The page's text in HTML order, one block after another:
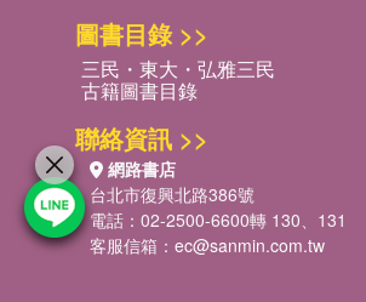
圖書目錄 >>
三民・東大・弘雅三民
古籍圖書目錄
聯絡資訊 >>
網路書店
台北市復興北路386號
電話：02-2500-6600轉 130、131
客服信箱： ec@sanmin.com.tw